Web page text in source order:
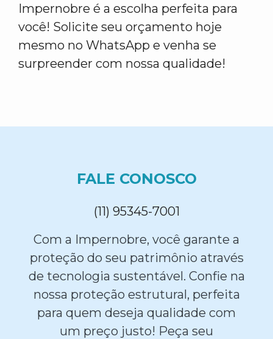
Impernobre é a escolha perfeita para
você! Solicite seu orçamento hoje
mesmo no WhatsApp e venha se
surpreender com nossa qualidade!
FALE CONOSCO
(11) 95345-7001
Com a Impernobre, você garante a
proteção do seu patrimônio através
de tecnologia sustentável. Confie na
nossa proteção estrutural, perfeita
para quem deseja qualidade com
um preço justo! Peça seu